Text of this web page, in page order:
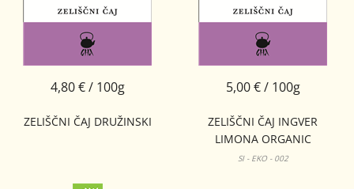
ZELIŠČNI ČAJ DRUŽINSKI
4,80 € / 100g
ZELIŠČNI ČAJ INGVER
LIMONA ORGANIC
SI - EKO - 002
5,00 € / 100g